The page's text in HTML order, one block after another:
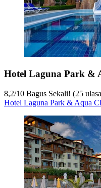
Hotel Laguna Park &
8,2/10 Bagus Sekali! (25
Hotel Laguna Park & Aqua